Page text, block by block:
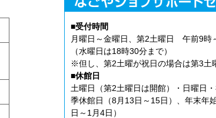
■受付時間
月曜日～金曜日、第2土曜日 午前9時
（水曜日は18時30分まで）
※但し、第2土曜が祝日の場合は第3土
■休館日
土曜日（第2土曜日は開館）・日曜日
季休館日（8月13日～15日）、年末年
日～1月4日）